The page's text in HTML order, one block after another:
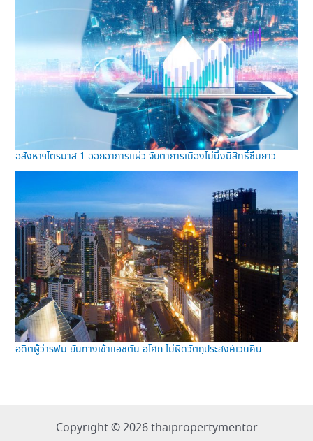
อสังหาฯไตรมาส 1 ออกอาการแผ่ว จับตาการเมืองไม่นิ่งมีสิทธิ์ซึมยาว
อดีตผู้ว่ารฟม.ยันทางเข้าแอชตัน อโศก ไม่ผิดวัตถุประสงค์เวนคืน
Copyright © 2026 thaipropertymentor